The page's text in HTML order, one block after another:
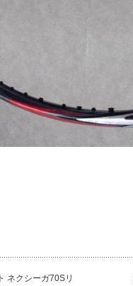
ネクシーガ70Sリ